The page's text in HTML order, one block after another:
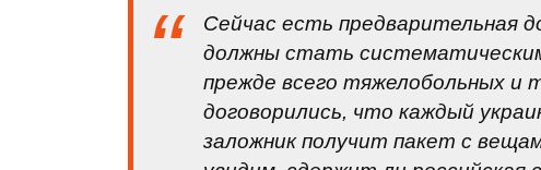
Сейчас есть предварительная
должны стать
прежде всего тяжелобольных и
договорились, что каждый
заложник получит пакет с